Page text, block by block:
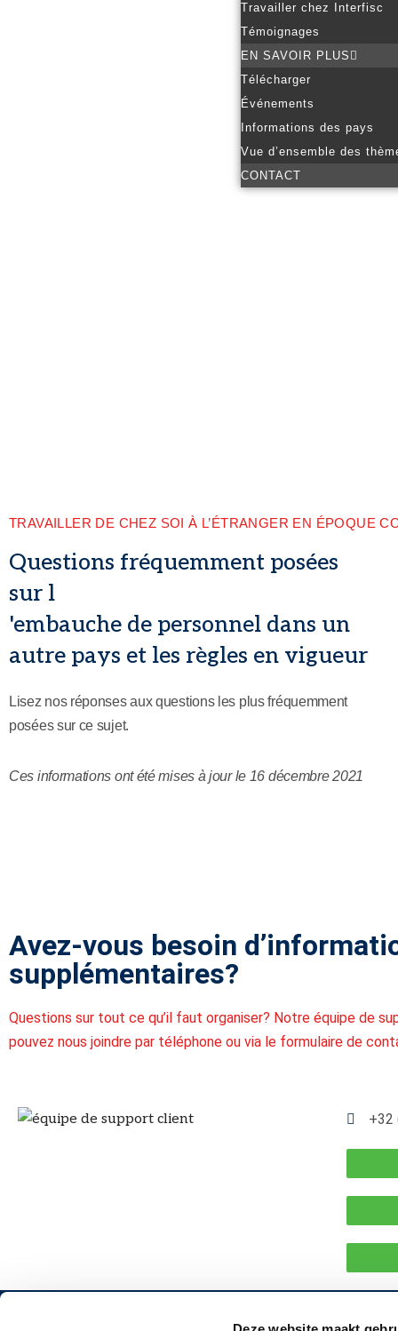
Travailler chez Interfisc
Témoignages
EN SAVOIR PLUS
Télécharger
Événements
Informations des pays
Vue d’ensemble des
CONTACT
TRAVAILLER DE CHEZ SOI À L’ÉTRANGER EN ÉPOQUE
Questions fréquemment posées
sur l
'embauche de personnel dans un
autre pays et les règles en vigueur
Lisez nos réponses aux questions les plus fréquemment
posées sur ce sujet.
Ces informations ont été mises à jour le 16 décembre 2021
Avez-vous besoin
supplémentaires?
Questions sur tout ce qu’il faut organiser? Notre équipe de
pouvez nous joindre par téléphone ou via le formulaire de
+32